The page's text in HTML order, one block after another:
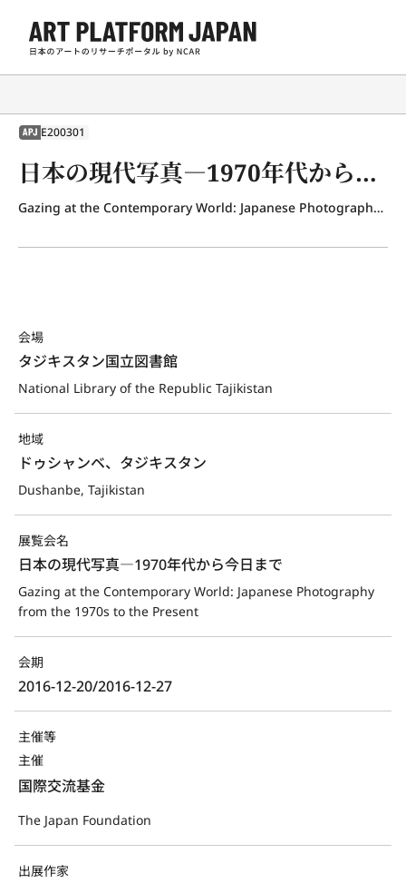
APJ E200301
日本の現代写真―1970年代から今日まで
Gazing at the Contemporary World: Japanese Photography from the 1970s to the Present
会場
タジキスタン国立図書館
National Library of the Republic Tajikistan
地域
ドゥシャンベ、タジキスタン
Dushanbe, Tajikistan
展覧会名
日本の現代写真―1970年代から今日まで
Gazing at the Contemporary World: Japanese Photography
from the 1970s to the Present
会期
2016-12-20/2016-12-27
主催等
主催
国際交流基金
The Japan Foundation
出展作家